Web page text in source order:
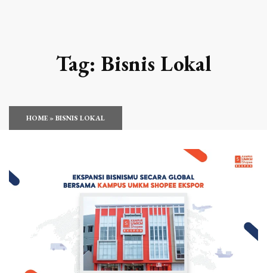
Tag: Bisnis Lokal
HOME»BISNIS LOKAL